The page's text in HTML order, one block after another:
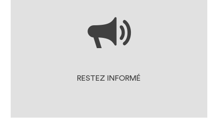
RESTEZ INFORMÉ
LES ACTUALITÉS
DOCUMENTS À TÉLÉCHARGER